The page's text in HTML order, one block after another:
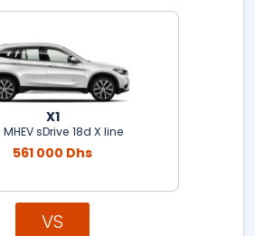
X1
MHEV sDrive 18d X line
561 000 Dhs
VS